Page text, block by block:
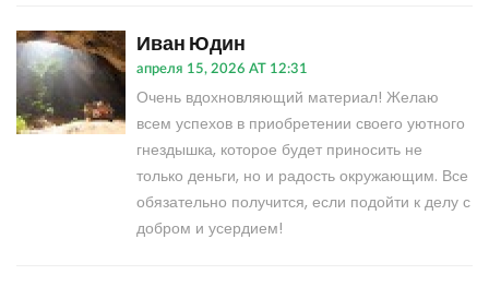
Иван Юдин
апреля 15, 2026 AT 12:31
Очень вдохновляющий материал! Желаю
всем успехов в приобретении своего уютного
гнездышка, которое будет приносить не
только деньги, но и радость окружающим. Все
обязательно получится, если подойти к делу с
добром и усердием!